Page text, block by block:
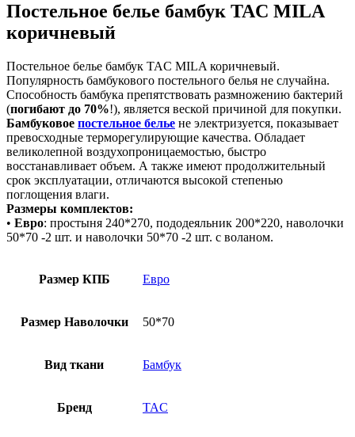
Постельное белье бамбук TAC MILA
коричневый
Постельное белье бамбук TAC MILA коричневый.
Популярность бамбукового постельного белья не случайна.
Способность бамбука препятствовать размножению бактерий
(погибают до 70%!), является веской причиной для покупки.
Бамбуковое постельное белье не электризуется, показывает
превосходные терморегулирующие качества. Обладает
великолепной воздухопроницаемостью, быстро
восстанавливает объем. А также имеют продолжительный
срок эксплуатации, отличаются высокой степенью
поглощения влаги.
Размеры комплектов:
• Евро: простыня 240*270, пододеяльник 200*220, наволочки
50*70 -2 шт. и наволочки 50*70 -2 шт. с воланом.
Размер КПБ Евро
Размер Наволочки 50*70
Вид ткани Бамбук
Бренд TAC